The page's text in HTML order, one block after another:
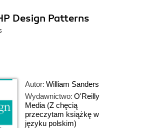
Design Patterns
Autor: William Sanders
Wydawnictwo: O'Reilly
Media (Z chęcią
przeczytam książkę w
języku polskim)